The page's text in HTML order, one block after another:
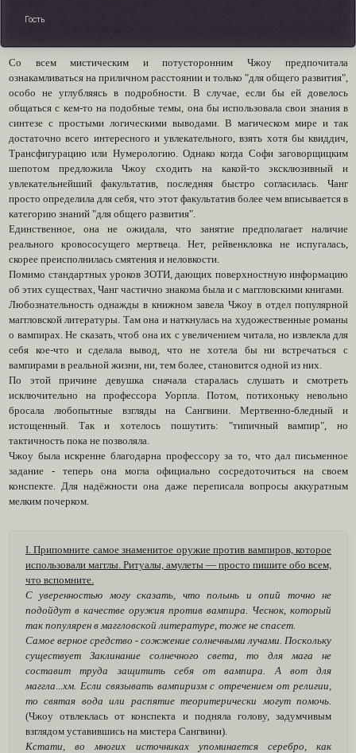
Гость
Со всем мистическим и потусторонним Чжоу предпочитала
ознакамливаться на приличном расстоянии и только "для общего развития",
особо не углубляясь в подробности. В случае, если бы ей довелось
общаться с кем-то на подобные темы, она бы использовала свои знания в
синтезе с простыми логическими выводами. В магическом мире и так
достаточно всего интересного и увлекательного, взять хотя бы квиддич,
Трансфигурацию или Нумерологию. Однако когда Софи заговорщицким
шепотом предложила Чжоу сходить на какой-то эксклюзивный и
увлекательнейший факультатив, последняя быстро согласилась. Чанг
просто определила для себя, что этот факультатив более чем вписывается в
категорию знаний "для общего развития".
Единственное, она не ожидала, что занятие предполагает наличие
реального кровососущего мертвеца. Нет, рейвенкловка не испугалась,
скорее преисполнилась смятения и неловкости.
Помимо стандартных уроков ЗОТИ, дающих поверхностную информацию
об этих существах, Чанг частично знакома была и с маггловскими книгами.
Любознательность однажды в книжном завела Чжоу в отдел популярной
маггловской литературы. Там она и наткнулась на художественные романы
о вампирах. Не сказать, чтоб она их с увеличением читала, но извлекла для
себя кое-что и сделала вывод, что не хотела бы ни встречаться с
вампирами в реальной жизни, ни, тем более, становится одной из них.
По этой причине девушка сначала старалась слушать и смотреть
исключительно на профессора Уорпла. Потом, потихоньку невольно
бросала любопытные взгляды на Сангвини. Мертвенно-бледный и
истощенный. Так и хотелось пошутить: "типичный вампир", но
тактичность пока не позволяла.
Чжоу была искренне благодарна профессору за то, что дал письменное
задание - теперь она могла официально сосредоточиться на своем
конспекте. Для надёжности она даже переписала вопросы аккуратным
мелким почерком.
I. Припомните самое знаменитое оружие против вампиров, которое
использовали магглы. Ритуалы, амулеты — просто пишите обо всем,
что вспомните.
С уверенностью могу сказать, что полынь и опий точно не
подойдут в качестве оружия против вампира. Чеснок, который
так популярен в маггловской литературе, тоже не спасет.
Самое верное средство - сожжение солнечными лучами. Поскольку
существует Заклинание солнечного света, то для мага не
составит труда защитить себя от вампира. А вот для
маггла...хм. Если связывать вампиризм с отречением от религии,
то святая вода или распятие теоритерически могут помочь.
(Чжоу отвлеклась от конспекта и подняла голову, задумчивым
взглядом уставившись на мистера Сангвини).
Кстати, во многих источниках упоминается серебро, как